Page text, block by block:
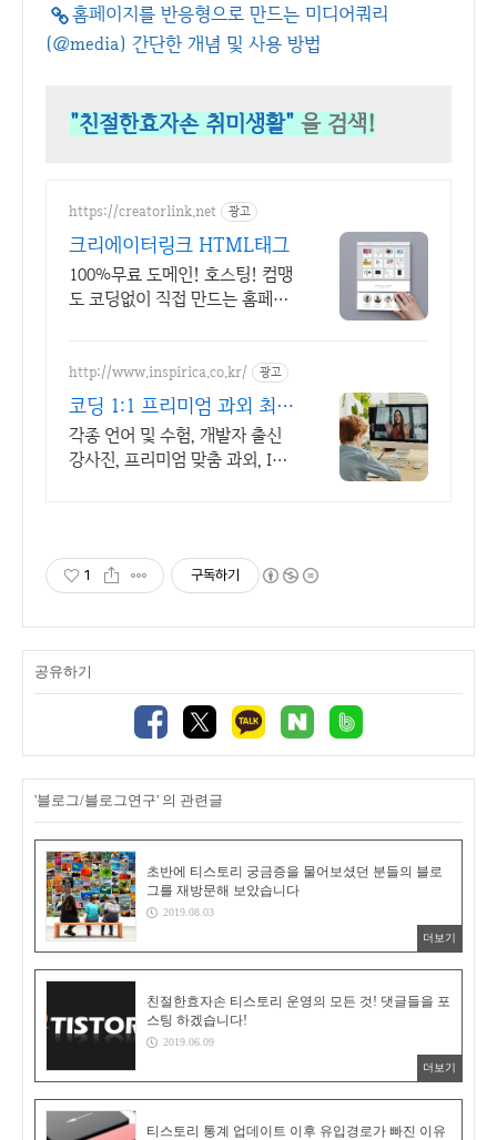
홈페이지를 반응형으로 만드는 미디어쿼리
(@media) 간단한 개념 및 사용 방법
"친절한효자손 취미생활" 을 검색!
https://creatorlink.net 광고
크리에이터링크 HTML태그
100%무료 도메인! 호스팅! 컴맹
도 코딩없이 직접 만드는 홈페이
http://www.inspirica.co.kr/ 광고
코딩 1:1 프리미엄 과외 최고
의 선생님들과 함께
각종 언어 및 수험, 개발자 출신
강사진, 프리미엄 맞춤 과외, INS
1 구독하기
공유하기
'블로그/블로그연구' 의 관련글
초반에 티스토리 궁금증을 물어보셨던 분들의 블로
그를 재방문해 보았습니다
2019.08.03
더보기
친절한효자손 티스토리 운영의 모든 것! 댓글들을 포
스팅 하겠습니다!
2019.06.09
더보기
티스토리 통계 업데이트 이후 유입경로가 빠진 이유